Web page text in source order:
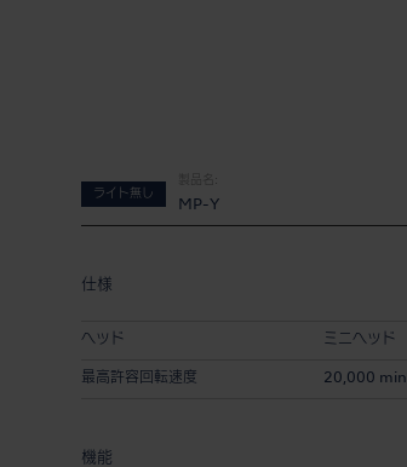
ライト無し
製品名:
MP-Y
仕様
ヘッド ミニヘッド
最高許容回転速度 20,000 min
機能